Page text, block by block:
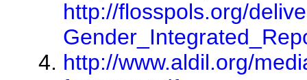
http://flosspols.org/
http://www.aldil.org/